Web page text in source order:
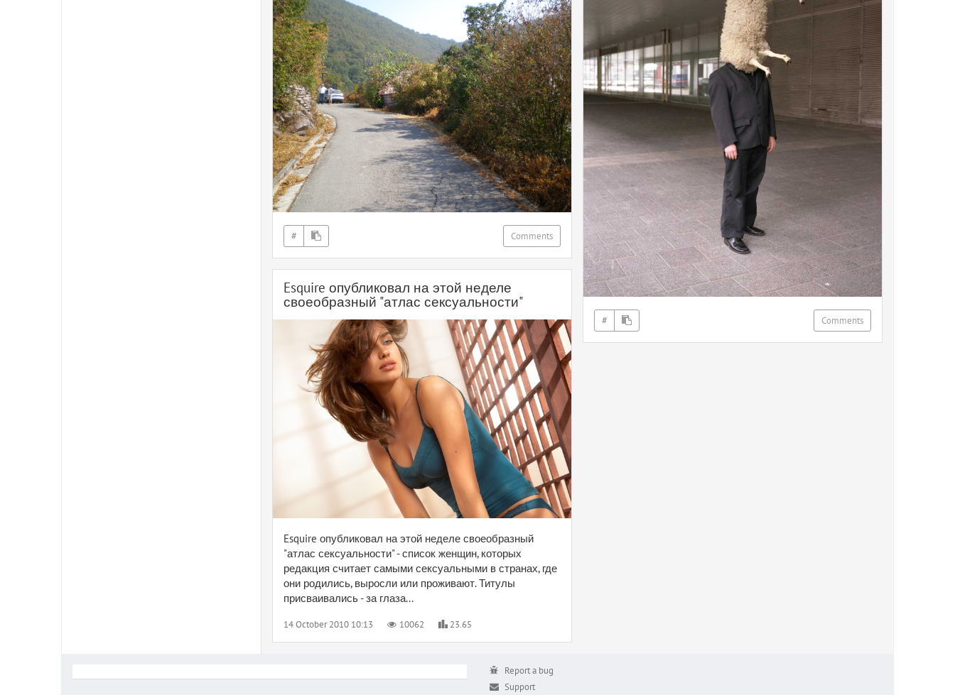
# Comments
# Comments
Esquire опубликовал на этой неделе
своеобразный "атлас сексуальности"
Esquire опубликовал на этой неделе своеобразный
"атлас сексуальности" - список женщин, которых
редакция считает самыми сексуальными в странах, где
они родились, выросли или проживают. Титулы
присваивались - за глаза...
14 October 2010 10:13 10062 23.65
Report a bug
Support